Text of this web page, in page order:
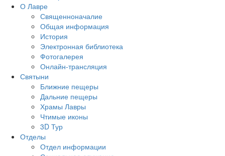
О Лавре
Священноначалие
Общая информация
История
Электронная библиотека
Фотогалерея
Онлайн-трансляция
Святыни
Ближние пещеры
Дальние пещеры
Храмы Лавры
Чтимые иконы
3D Тур
Отделы
Отдел информации